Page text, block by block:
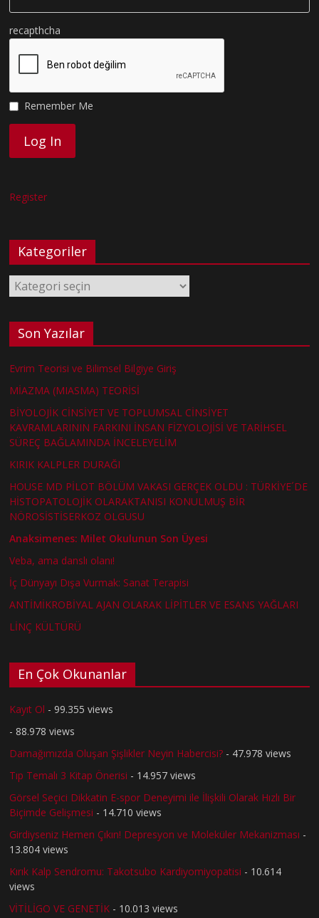
recapthcha
Remember Me
Register
Kategoriler
Kategoriler
Son Yazılar
Evrim Teorisi ve Bilimsel Bilgiye Giriş
MİAZMA (MIASMA) TEORİSİ
BİYOLOJİK CİNSİYET VE TOPLUMSAL CİNSİYET
KAVRAMLARININ FARKINI İNSAN FİZYOLOJİSİ VE TARİHSEL
SÜREÇ BAĞLAMINDA İNCELEYELİM
KIRIK KALPLER DURAĞI
HOUSE MD PİLOT BÖLÜM VAKASI GERÇEK OLDU : TÜRKİYE´DE
HİSTOPATOLOJİK OLARAKTANISI KONULMUŞ BİR
NÖROSİSTİSERKOZ OLGUSU
Anaksimenes: Milet Okulunun Son Üyesi
Veba, ama danslı olanı!
İç Dünyayı Dışa Vurmak: Sanat Terapisi
ANTİMİKROBİYAL AJAN OLARAK LİPİTLER VE ESANS YAĞLARI
LİNÇ KÜLTÜRÜ
En Çok Okunanlar
Kayıt Ol - 99.355 views
- 88.978 views
Damağımızda Oluşan Şişlikler Neyin Habercisi? - 47.978 views
Tıp Temalı 3 Kitap Önerisi - 14.957 views
Görsel Seçici Dikkatin E-spor Deneyimi ile İlişkili Olarak Hızlı Bir
Biçimde Gelişmesi - 14.710 views
Girdiyseniz Hemen Çıkın! Depresyon ve Moleküler Mekanizması -
13.804 views
Kırık Kalp Sendromu: Takotsubo Kardiyomiyopatisi - 10.614
views
VİTİLİGO VE GENETİK - 10.013 views